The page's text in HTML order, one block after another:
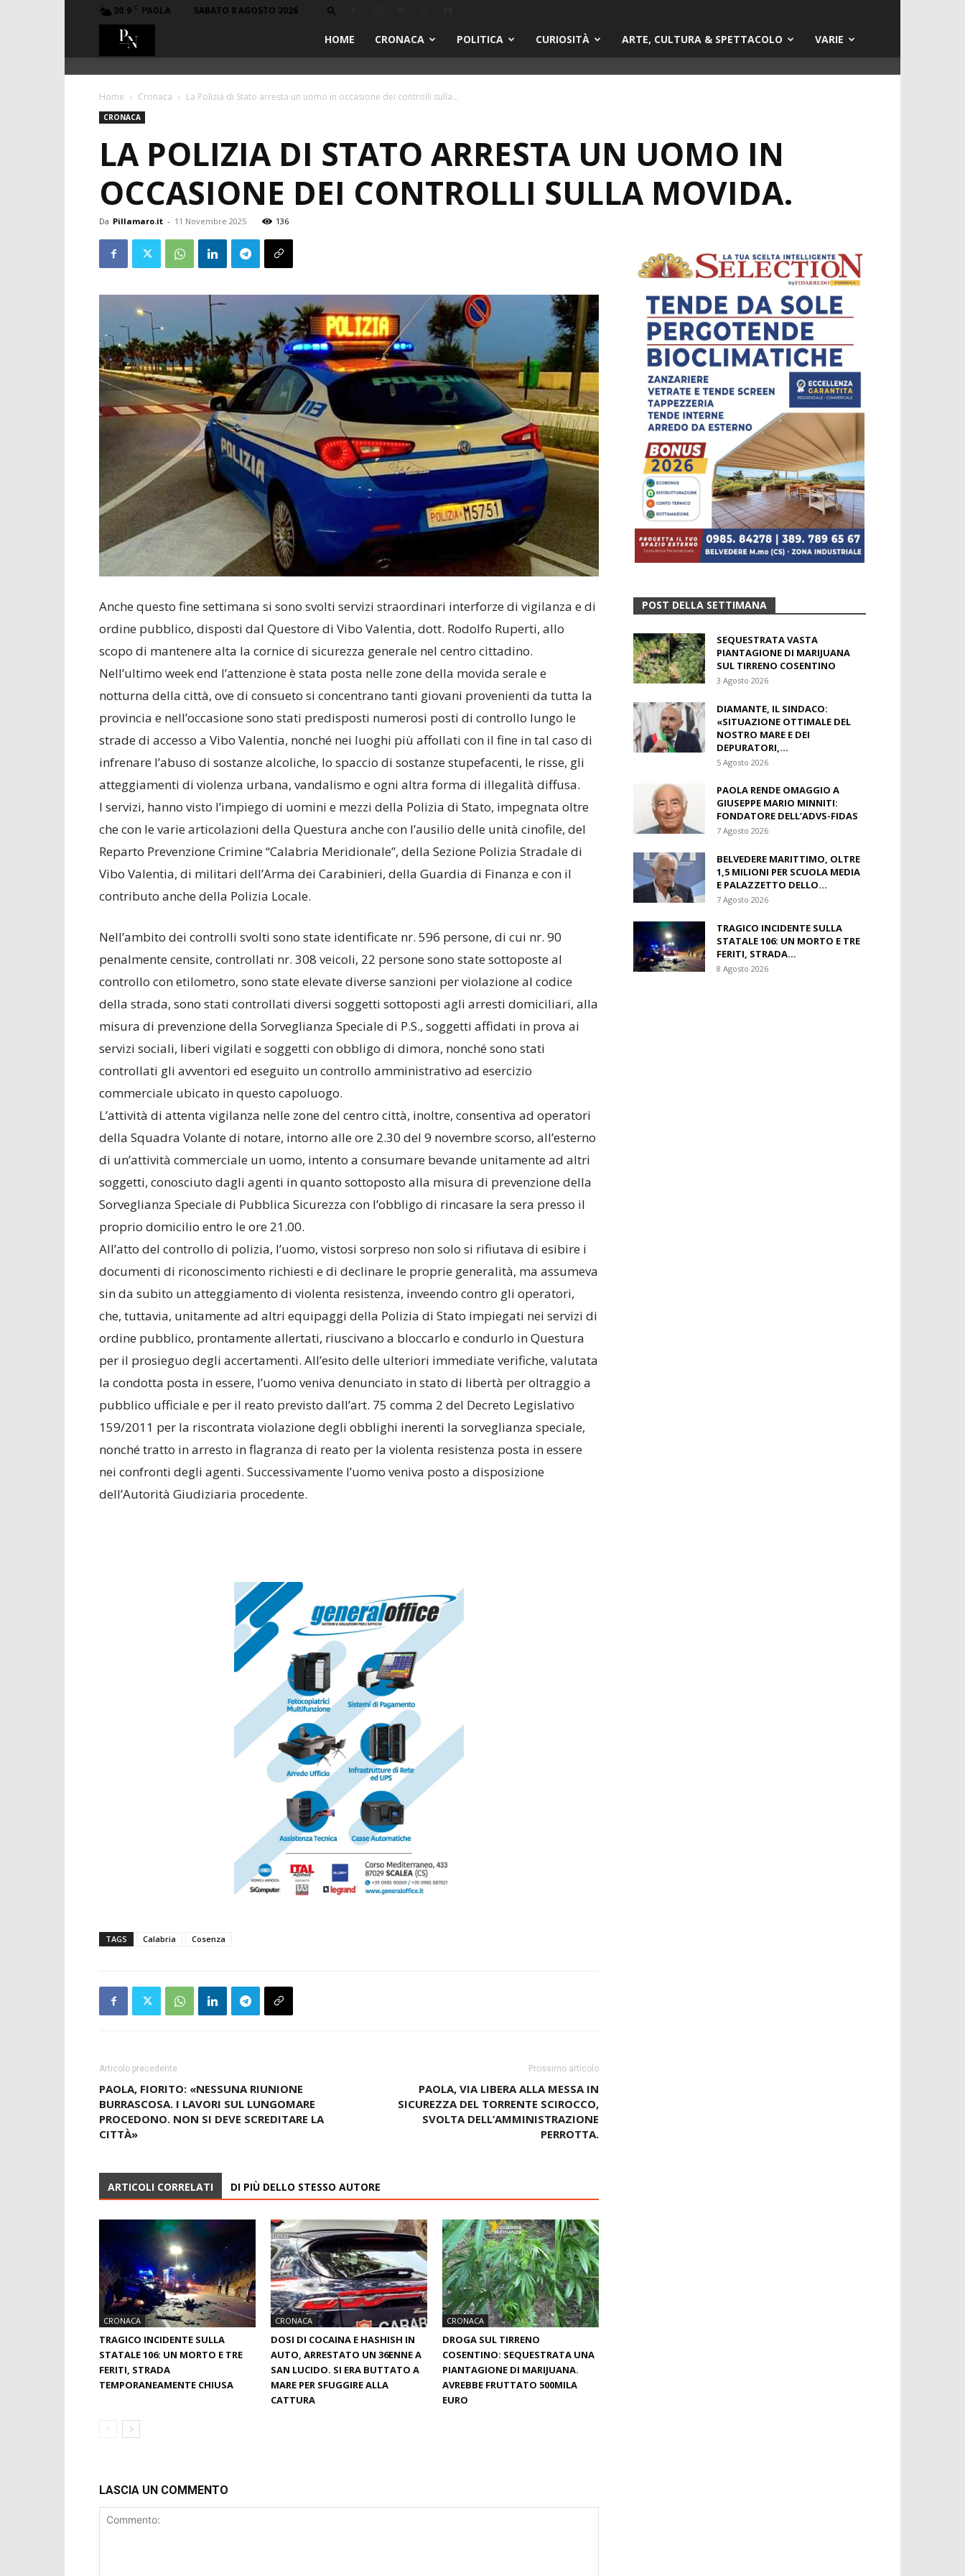
30.9 C PAOLA SABATO 8 AGOSTO 2026
HOME CRONACA POLITICA CURIOSITÀ ARTE, CULTURA & SPETTACOLO VARIE
Home Cronaca La Polizia di Stato arresta un uomo in occasione dei controlli sulla...
CRONACA
LA POLIZIA DI STATO ARRESTA UN UOMO IN
OCCASIONE DEI CONTROLLI SULLA MOVIDA.
Da Pillamaro.it - 11 Novembre 2025 136
Anche questo fine settimana si sono svolti servizi straordinari interforze di vigilanza e di
ordine pubblico, disposti dal Questore di Vibo Valentia, dott. Rodolfo Ruperti, allo
scopo di mantenere alta la cornice di sicurezza generale nel centro cittadino.
Nell’ultimo week end l’attenzione è stata posta nelle zone della movida serale e
notturna della città, ove di consueto si concentrano tanti giovani provenienti da tutta la
provincia e nell’occasione sono stati predisposti numerosi posti di controllo lungo le
strade di accesso a Vibo Valentia, nonché nei luoghi più affollati con il fine in tal caso di
infrenare l’abuso di sostanze alcoliche, lo spaccio di sostanze stupefacenti, le risse, gli
atteggiamenti di violenza urbana, vandalismo e ogni altra forma di illegalità diffusa.
I servizi, hanno visto l’impiego di uomini e mezzi della Polizia di Stato, impegnata oltre
che con le varie articolazioni della Questura anche con l’ausilio delle unità cinofile, del
Reparto Prevenzione Crimine “Calabria Meridionale”, della Sezione Polizia Stradale di
Vibo Valentia, di militari dell’Arma dei Carabinieri, della Guardia di Finanza e con il
contributo anche della Polizia Locale.
Nell’ambito dei controlli svolti sono state identificate nr. 596 persone, di cui nr. 90
penalmente censite, controllati nr. 308 veicoli, 22 persone sono state sottoposte al
controllo con etilometro, sono state elevate diverse sanzioni per violazione al codice
della strada, sono stati controllati diversi soggetti sottoposti agli arresti domiciliari, alla
misura di prevenzione della Sorveglianza Speciale di P.S., soggetti affidati in prova ai
servizi sociali, liberi vigilati e soggetti con obbligo di dimora, nonché sono stati
controllati gli avventori ed eseguito un controllo amministrativo ad esercizio
commerciale ubicato in questo capoluogo.
L’attività di attenta vigilanza nelle zone del centro città, inoltre, consentiva ad operatori
della Squadra Volante di notare, intorno alle ore 2.30 del 9 novembre scorso, all’esterno
di un’attività commerciale un uomo, intento a consumare bevande unitamente ad altri
soggetti, conosciuto dagli agenti in quanto sottoposto alla misura di prevenzione della
Sorveglianza Speciale di Pubblica Sicurezza con l’obbligo di rincasare la sera presso il
proprio domicilio entro le ore 21.00.
All’atto del controllo di polizia, l’uomo, vistosi sorpreso non solo si rifiutava di esibire i
documenti di riconoscimento richiesti e di declinare le proprie generalità, ma assumeva
sin da subito un atteggiamento di violenta resistenza, inveendo contro gli operatori,
che, tuttavia, unitamente ad altri equipaggi della Polizia di Stato impiegati nei servizi di
ordine pubblico, prontamente allertati, riuscivano a bloccarlo e condurlo in Questura
per il prosieguo degli accertamenti. All’esito delle ulteriori immediate verifiche, valutata
la condotta posta in essere, l’uomo veniva denunciato in stato di libertà per oltraggio a
pubblico ufficiale e per il reato previsto dall’art. 75 comma 2 del Decreto Legislativo
159/2011 per la riscontrata violazione degli obblighi inerenti la sorveglianza speciale,
nonché tratto in arresto in flagranza di reato per la violenta resistenza posta in essere
nei confronti degli agenti. Successivamente l’uomo veniva posto a disposizione
dell’Autorità Giudiziaria procedente.
TAGS Calabria Cosenza
Articolo precedente
PAOLA, FIORITO: «NESSUNA RIUNIONE
BURRASCOSA. I LAVORI SUL LUNGOMARE
PROCEDONO. NON SI DEVE SCREDITARE LA
CITTÀ»
Prossimo articolo
PAOLA, VIA LIBERA ALLA MESSA IN
SICUREZZA DEL TORRENTE SCIROCCO,
SVOLTA DELL’AMMINISTRAZIONE
PERROTTA.
ARTICOLI CORRELATI DI PIÙ DELLO STESSO AUTORE
CRONACA
TRAGICO INCIDENTE SULLA
STATALE 106: UN MORTO E TRE
FERITI, STRADA
TEMPORANEAMENTE CHIUSA
CRONACA
DOSI DI COCAINA E HASHISH IN
AUTO, ARRESTATO UN 36ENNE A
SAN LUCIDO. SI ERA BUTTATO A
MARE PER SFUGGIRE ALLA
CATTURA
CRONACA
DROGA SUL TIRRENO
COSENTINO: SEQUESTRATA UNA
PIANTAGIONE DI MARIJUANA.
AVREBBE FRUTTATO 500MILA
EURO
LASCIA UN COMMENTO
POST DELLA SETTIMANA
SEQUESTRATA VASTA
PIANTAGIONE DI MARIJUANA
SUL TIRRENO COSENTINO
3 Agosto 2026
DIAMANTE, IL SINDACO:
«SITUAZIONE OTTIMALE DEL
5 Agosto 2026
GIUSEPPE MARIO MINNITI:
FONDATORE DELL’ADVS-FIDAS
7 Agosto 2026
1,5 MILIONI PER SCUOLA MEDIA
E PALAZZETTO DELLO...
7 Agosto 2026
TRAGICO INCIDENTE SULLA
FERITI, STRADA...
8 Agosto 2026